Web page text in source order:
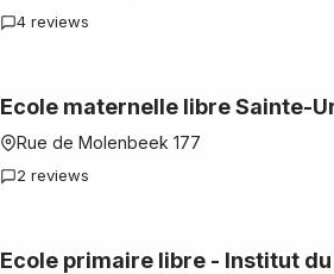
4 reviews
Ecole maternelle libre Sainte-
Rue de Molenbeek 177
2 reviews
Ecole primaire libre - Institut